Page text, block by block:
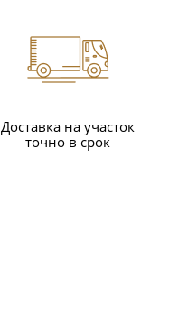
Доставка на участок
точно в срок